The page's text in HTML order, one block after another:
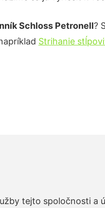
Schloss Petronell?
Strihanie
tejto spoločnosti a